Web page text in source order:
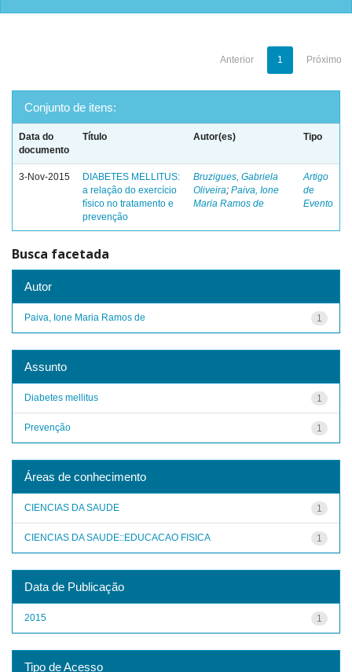
Anterior 1 Próximo
Conjunto de itens:
Data do
documento
Título Autor(es) Tipo
3-Nov-2015
DIABETES MELLITUS:
a relação do exercício
físico no tratamento e
prevenção
Bruzigues, Gabriela
Oliveira; Paiva, Ione
Maria Ramos de
Artigo
de
Evento
Busca facetada
Autor
1
Paiva, Ione Maria Ramos de
Assunto
1
Diabetes mellitus
1
Prevenção
Áreas de conhecimento
1
CIENCIAS DA SAUDE
1
CIENCIAS DA SAUDE::EDUCACAO FISICA
Data de Publicação
1
2015
Tipo de Acesso